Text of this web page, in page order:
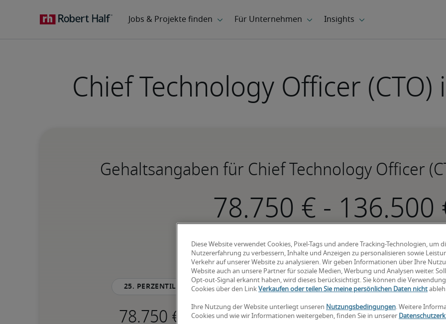
Chief Technology Officer
Gehaltsangaben für Chief Technology Officer
-
5% höher als der nationale Durchschnitt
25. Perzentil 50. Perzentil
Diese Website verwendet Cookies, Pixel-Tags und andere Tracking-Technologien, um
Nutzererfahrung zu verbessern, Inhalte und Anzeigen zu personalisieren sowie
Verkehr auf unserer Website zu analysieren. Wir geben Informationen über Ihre
Website auch an unsere Partner für soziale Medien, Werbung und Analysen weiter.
Opt-out-Signal erkannt haben, wird dieses berücksichtigt. Sie können die
Cookies über den Link Verkaufen oder teilen Sie meine persönlichen Daten nicht
Ihre Nutzung der Website unterliegt unseren Nutzungsbedingungen. Weitere
Cookies und wie wir Informationen weitergeben, finden Sie in unserer